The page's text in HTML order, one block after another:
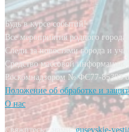
Будь в курсе событий!
Все мероприятия родного города
Следи за новостями города и
Средство массовой информации,
Роскомнадзором № ФС77-85393
Положение об обработке и
О нас
Свяжитесь с нами:gusevskie-